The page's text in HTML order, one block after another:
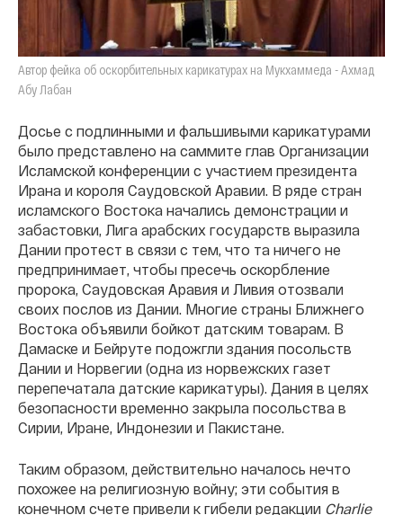
Автор фейка об оскорбительных карикатурах на Мукхаммеда - Ахмад
Абу Лабан
Досье с подлинными и фальшивыми карикатурами
было представлено на саммите глав Организации
Исламской конференции с участием президента
Ирана и короля Саудовской Аравии. В ряде стран
исламского Востока начались демонстрации и
забастовки, Лига арабских государств выразила
Дании протест в связи с тем, что та ничего не
предпринимает, чтобы пресечь оскорбление
пророка, Саудовская Аравия и Ливия отозвали
своих послов из Дании. Многие страны Ближнего
Востока объявили бойкот датским товарам. В
Дамаске и Бейруте подожгли здания посольств
Дании и Норвегии (одна из норвежских газет
перепечатала датские карикатуры). Дания в целях
безопасности временно закрыла посольства в
Сирии, Иране, Индонезии и Пакистане.
Таким образом, действительно началось нечто
похожее на религиозную войну; эти события в
конечном счете привели к гибели редакции Charlie